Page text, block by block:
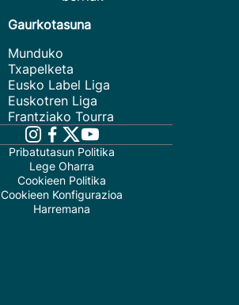
Gaurkotasuna
Munduko
Txapelketa
Eusko Label Liga
Euskotren Liga
Frantziako Tourra
Pribatutasun Politika
Lege Oharra
Cookieen Politika
Cookieen Konfigurazioa
Harremana